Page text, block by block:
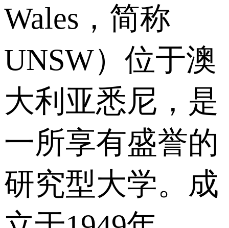
Wales，简称
UNSW）位于澳
大利亚悉尼，是
一所享有盛誉的
研究型大学。成